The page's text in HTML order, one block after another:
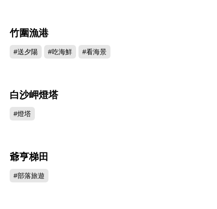
竹圍漁港
#送夕陽 #吃海鮮 #看海景
白沙岬燈塔
#燈塔
爺亨梯田
#部落旅遊